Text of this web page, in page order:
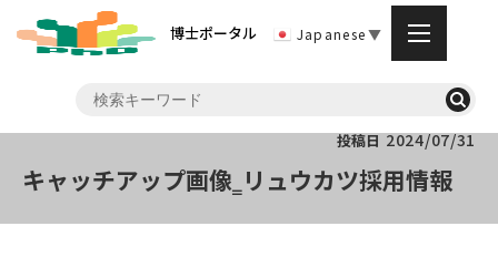
博士ポータル Japanese▼
投稿日 2024/07/31
キャッチアップ画像‗リュウカツ採用情報